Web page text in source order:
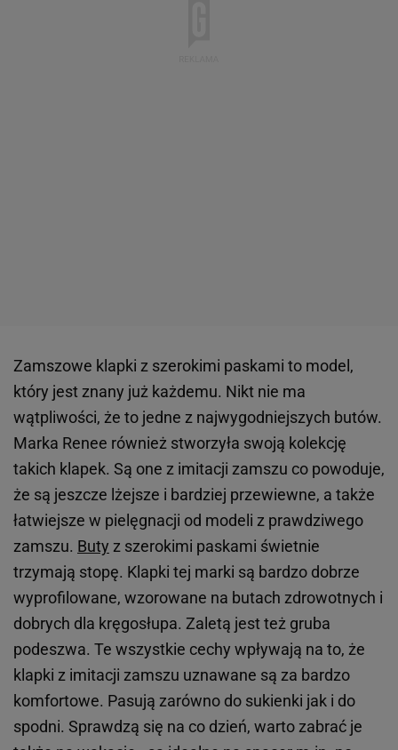
Zamszowe klapki z szerokimi paskami to model,
który jest znany już każdemu. Nikt nie ma
wątpliwości, że to jedne z najwygodniejszych butów.
Marka Renee również stworzyła swoją kolekcję
takich klapek. Są one z imitacji zamszu co powoduje,
że są jeszcze lżejsze i bardziej przewiewne, a także
łatwiejsze w pielęgnacji od modeli z prawdziwego
zamszu. Buty z szerokimi paskami świetnie
trzymają stopę. Klapki tej marki są bardzo dobrze
wyprofilowane, wzorowane na butach zdrowotnych i
dobrych dla kręgosłupa. Zaletą jest też gruba
podeszwa. Te wszystkie cechy wpływają na to, że
klapki z imitacji zamszu uznawane są za bardzo
komfortowe. Pasują zarówno do sukienki jak i do
spodni. Sprawdzą się na co dzień, warto zabrać je